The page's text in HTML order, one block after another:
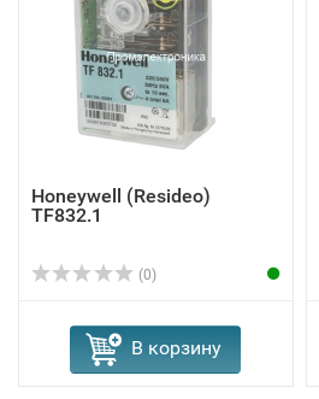
Honeywell (Resideo)
TF832.1
(0)
В корзину